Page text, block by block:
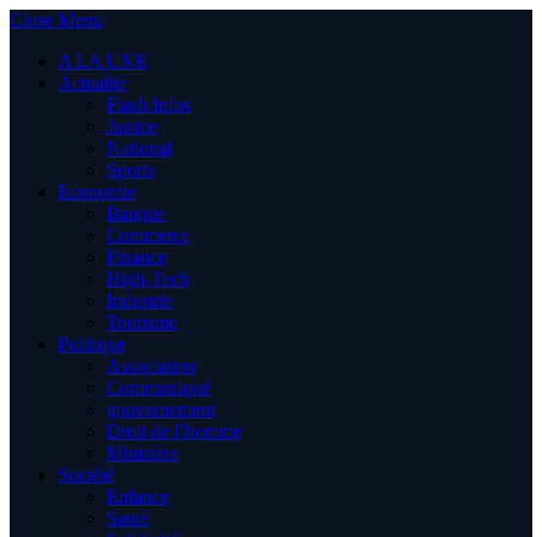
Close Menu
A LA UNE
Actualité
Flash Infos
Justice
National
Sports
Economie
Banque
Commerce
Finance
High-Tech
Industrie
Tourisme
Politique
Association
Communiqué
gouvernement
Droit de l’homme
Ministère
Société
Enfance
Santé